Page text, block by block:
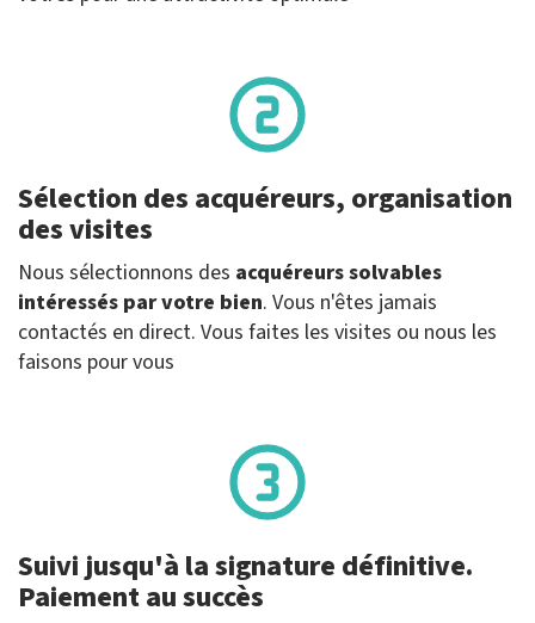
Sélection des acquéreurs, organisation
des visites
Nous sélectionnons des acquéreurs solvables
intéressés par votre bien. Vous n'êtes jamais
contactés en direct. Vous faites les visites ou nous les
faisons pour vous
Suivi jusqu'à la signature définitive.
Paiement au succès